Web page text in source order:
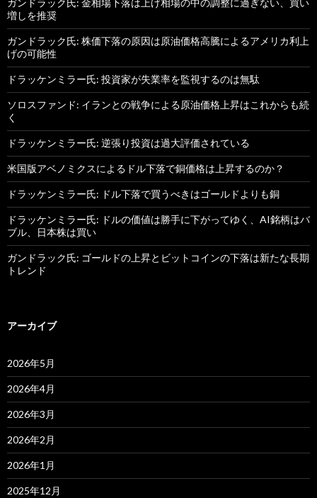
ガンドラック氏: 金相場下落は上げ相場の中の調整に過ぎない、買い
増しを推奨
ガンドラック氏: 株価下落の原因は原油価格高騰によるアメリカ利上
げの可能性
ドラッケンミラー氏: 投資家が失業率を監視するのは無駄
ソロスファンド: イランとの戦争による原油価格上昇はこれからも続
く
ドラッケンミラー氏: 逆張り投資は過大評価されている
米国版アベノミクスによるドル下落で銅価格は上昇するのか？
ドラッケンミラー氏: ドル下落で買うべきはゴールドよりも銅
ドラッケンミラー氏: ドルの価値は勝手に下がってゆく、AI銘柄はバ
ブル、日本株は買い
ガンドラック氏: ゴールドの上昇とビットコインの下落は新たな長期
トレンド
アーカイブ
2026年5月
2026年4月
2026年3月
2026年2月
2026年1月
2025年12月